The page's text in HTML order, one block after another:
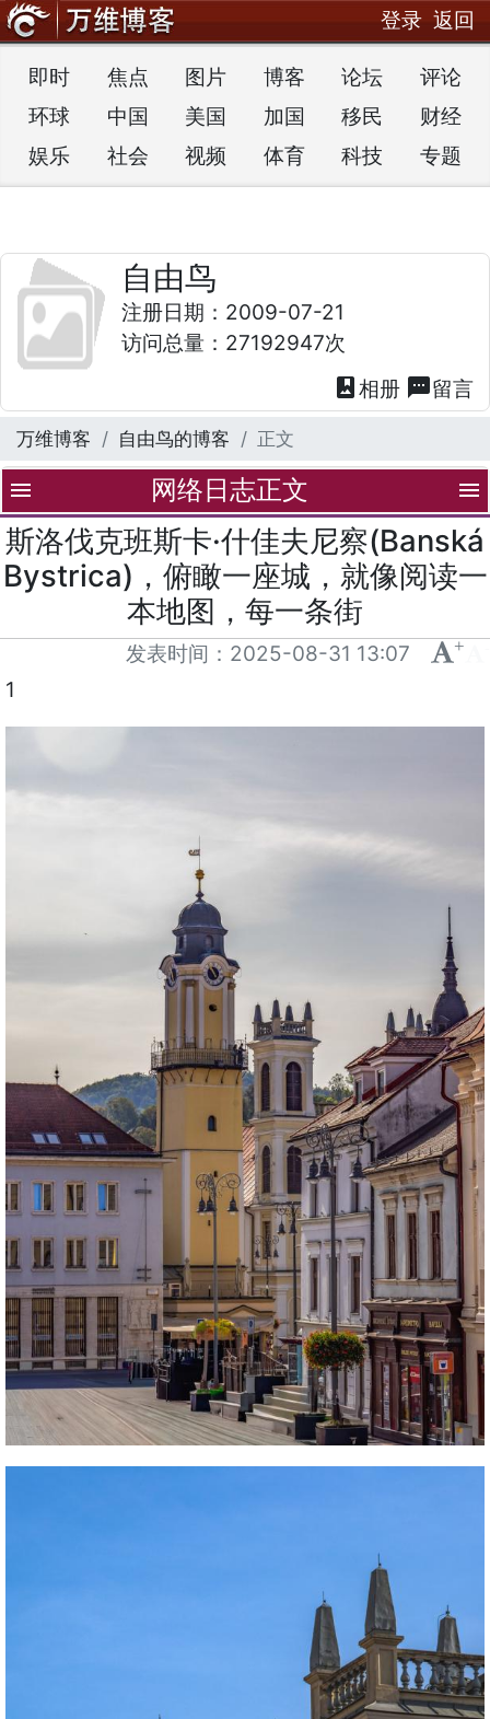
登录 返回
即时 焦点 图片 博客 论坛
评论
环球
中国 美国 加国 移民
财经
娱乐
社会 视频 体育 科技 专题
自由鸟
注册日期：2009-07-21
访问总量：27192947次
photo_album 相册 textsms留言
万维博客 自由鸟的博客 正文
menu 网络日志正文 menu
斯洛伐克班斯卡·什佳夫尼察(Banská
Bystrica)，俯瞰一座城，就像阅读一
本地图，每一条街
发表时间： 2025-08-31 13:07 +
1